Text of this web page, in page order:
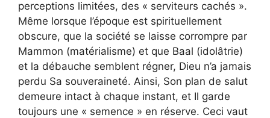
perceptions limitées, des « serviteurs cachés ».
Même lorsque l’époque est spirituellement
obscure, que la société se laisse corrompre par
Mammon (matérialisme) et que Baal (idolâtrie)
et la débauche semblent régner, Dieu n’a jamais
perdu Sa souveraineté. Ainsi, Son plan de salut
demeure intact à chaque instant, et Il garde
toujours une « semence » en réserve. Ceci vaut